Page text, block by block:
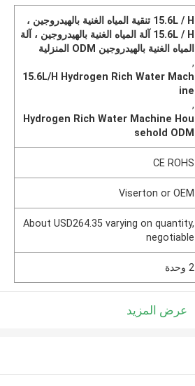
15.6L / H تنقية المياه الغنية بالهيدروجين ،
15.6L / H آلة المياه الغنية بالهيدروجين ، آلة
المياه الغنية بالهيدروجين ODM المنزلية
,
15.6L/H Hydrogen Rich Water Mach
ine
,
Hydrogen Rich Water Machine Hou
sehold ODM
CE ROHS
Viserton or OEM
About USD264.35 varying on quantity,
negotiable
2 وحدة
عرض المزيد